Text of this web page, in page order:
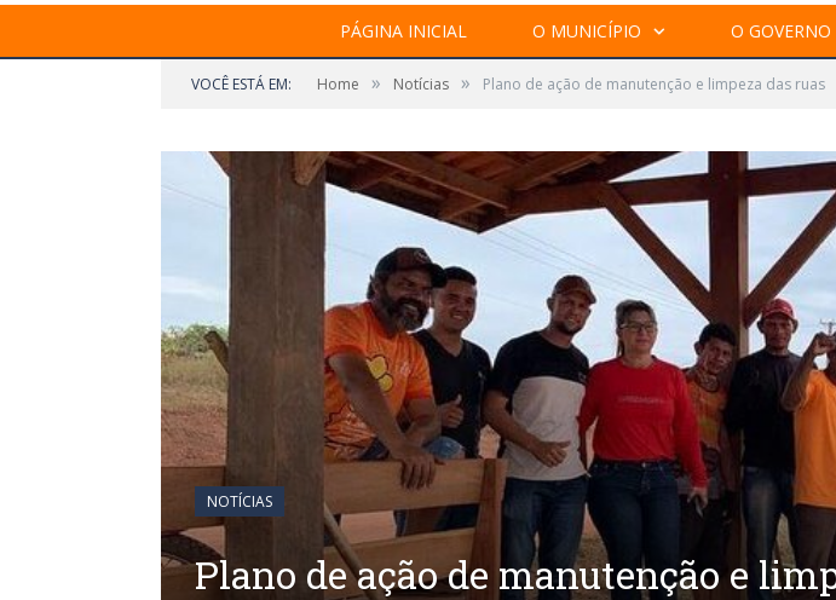
PÁGINA INICIAL O MUNICÍPIO O GOVERNO
VOCÊ ESTÁ EM: Home » Notícias » Plano de ação de manutenção e limpeza das ruas
NOTÍCIAS
Plano de ação de manutenção e